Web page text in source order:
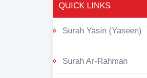
QUICK LINKS
Surah Yasin (Yaseen)
Surah Ar-Rahman